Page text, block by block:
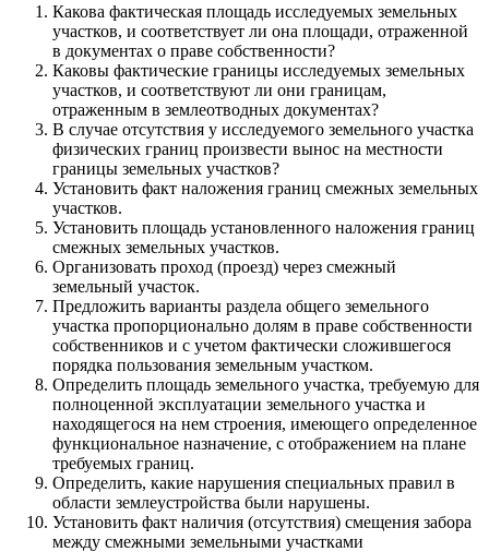
Какова фактическая площадь исследуемых земельных
участков, и соответствует ли она площади, отраженной
в документах о праве собственности?
Каковы фактические границы исследуемых земельных
участков, и соответствуют ли они границам,
отраженным в землеотводных документах?
В случае отсутствия у исследуемого земельного участка
физических границ произвести вынос на местности
границы земельных участков?
Установить факт наложения границ смежных земельных
участков.
Установить площадь установленного наложения границ
смежных земельных участков.
Организовать проход (проезд) через смежный
земельный участок.
Предложить варианты раздела общего земельного
участка пропорционально долям в праве собственности
собственников и с учетом фактически сложившегося
порядка пользования земельным участком.
Определить площадь земельного участка, требуемую для
полноценной эксплуатации земельного участка и
находящегося на нем строения, имеющего определенное
функциональное назначение, с отображением на плане
требуемых границ.
Определить, какие нарушения специальных правил в
области землеустройства были нарушены.
Установить факт наличия (отсутствия) смещения забора
между смежными земельными участками